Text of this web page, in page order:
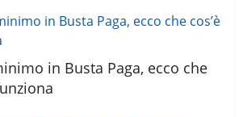
in Busta Paga, ecco che